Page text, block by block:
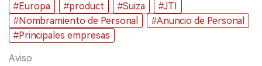
#Europa
#product #Suiza
#JTI
#Nombramiento de Personal
#Anuncio de Personal
#Principales empresas
Aviso